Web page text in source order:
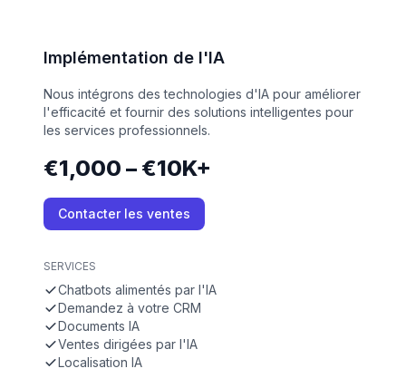
Implémentation de l'IA
Nous intégrons des technologies d'IA pour améliorer
l'efficacité et fournir des solutions intelligentes pour
les services professionnels.
€1,000 – €10K+
Contacter les ventes
SERVICES
Chatbots alimentés par l'IA
Demandez à votre CRM
Documents IA
Ventes dirigées par l'IA
Localisation IA